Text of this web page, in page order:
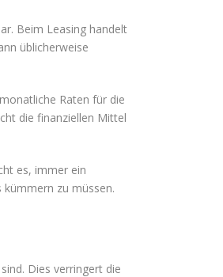
Beim Leasing handelt
üblicherweise
Raten für die
die finanziellen Mittel
es, immer ein
zu müssen.
Dies verringert die